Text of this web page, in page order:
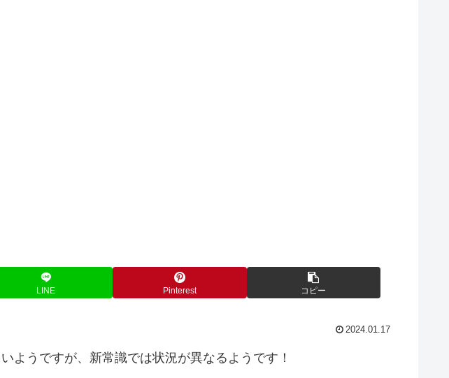
LINE Pinterest コピー
2024.01.17
ようですが、新常識では状況が異なるようです！